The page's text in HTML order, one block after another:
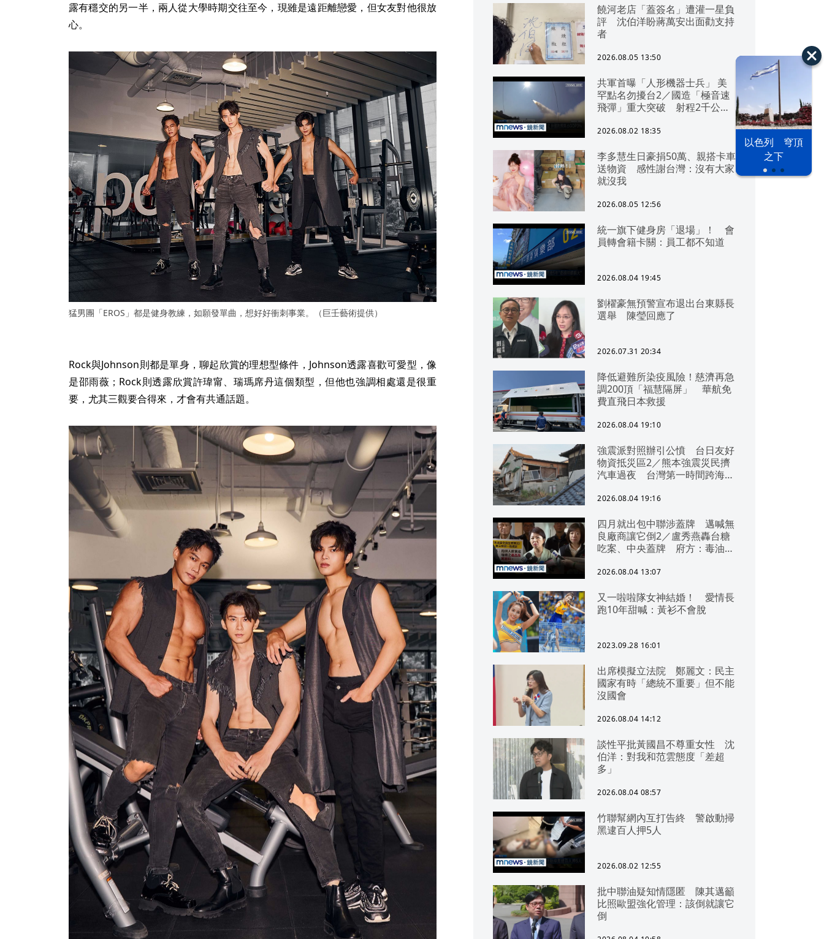
以色列 穹頂
之下
露有穩交的另一半，兩人從大學時期交往至今，現雖是遠距離戀愛，但女友對他很放
心。
猛男團「EROS」都是健身教練，如願發單曲，想好好衝刺事業。（巨壬藝術提供）
Rock與Johnson則都是單身，聊起欣賞的理想型條件，Johnson透露喜歡可愛型，像
是邵雨薇；Rock則透露欣賞許瑋甯、瑞瑪席丹這個類型，但他也強調相處還是很重
要，尤其三觀要合得來，才會有共通話題。
饒河老店「蓋簽名」遭灌一星負
評 沈伯洋盼蔣萬安出面勸支持
者
2026.08.05 13:50
共軍首曝「人形機器士兵」 美
罕點名勿擾台2／國造「極音速
飛彈」重大突破 射程2千公里
2026.08.02 18:35
李多慧生日豪捐50萬、親搭卡車
送物資 感性謝台灣：沒有大家
就沒我
2026.08.05 12:56
統一旗下健身房「退場」！ 會
員轉會籍卡關：員工都不知道
2026.08.04 19:45
劉櫂豪無預警宣布退出台東縣長
選舉 陳瑩回應了
2026.07.31 20:34
降低避難所染疫風險！慈濟再急
調200頂「福慧隔屏」 華航免
費直飛日本救援
2026.08.04 19:10
強震派對照辦引公憤 台日友好
物資抵災區2／熊本強震災民擠
汽車過夜 台灣第一時間跨海急
2026.08.04 19:16
四月就出包中聯涉蓋牌 邁喊無
良廠商讓它倒2／盧秀燕轟台糖
吃案、中央蓋牌 府方：毒油一
2026.08.04 13:07
又一啦啦隊女神結婚！ 愛情長
跑10年甜喊：黃衫不會脫
2023.09.28 16:01
出席模擬立法院 鄭麗文：民主
國家有時「總統不重要」但不能
沒國會
2026.08.04 14:12
談性平批黃國昌不尊重女性 沈
伯洋：對我和范雲態度「差超
多」
2026.08.04 08:57
竹聯幫網內互打告終 警啟動掃
黑逮百人押5人
2026.08.02 12:55
批中聯油疑知情隱匿 陳其邁籲
比照歐盟強化管理：該倒就讓它
倒